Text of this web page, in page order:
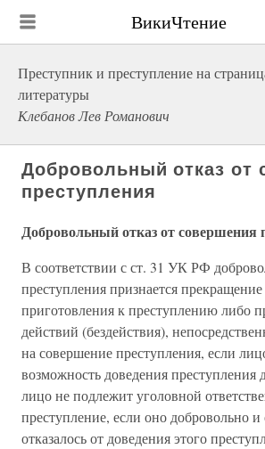
ВикиЧтение
Преступник и преступление на
литературы
Клебанов Лев Романович
Добровольный отказ от
преступления
Добровольный отказ от совершения
В соответствии с ст. 31 УК РФ
преступления признается
приготовления к преступлению либо
действий (бездействия),
на совершение преступления, если
возможность доведения
лицо не подлежит уголовной
преступление, если оно добровольно и
отказалось от доведения этого